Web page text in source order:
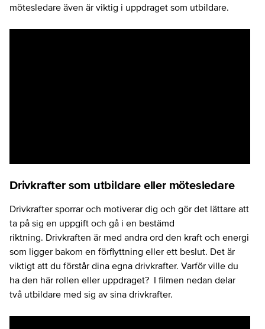
mötesledare även är viktig i uppdraget som utbildare.
Drivkrafter som utbildare eller mötesledare
Drivkrafter sporrar och motiverar dig och gör det lättare att
ta på sig en uppgift och gå i en bestämd
riktning. Drivkraften är med andra ord den kraft och energi
som ligger bakom en förflyttning eller ett beslut. Det är
viktigt att du förstår dina egna drivkrafter. Varför ville du
ha den här rollen eller uppdraget? I filmen nedan delar
två utbildare med sig av sina drivkrafter.